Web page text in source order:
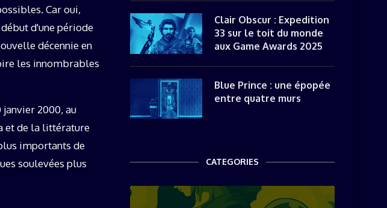
Car oui,
d'une période
décennie en
les innombrables
2000, au
et de la littérature
importants de
soulevées plus
Clair Obscur : Expedition
33 sur le toit du monde
aux Game Awards 2025
Blue Prince : une épopée
entre quatre murs
CATEGORIES